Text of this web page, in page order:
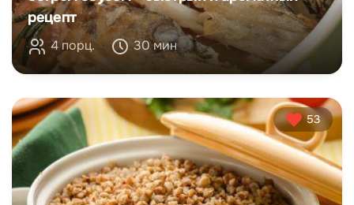
рецепт
4 порц. 30 мин
53